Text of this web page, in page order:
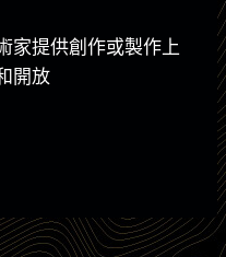
家提供創作或製作上
開放